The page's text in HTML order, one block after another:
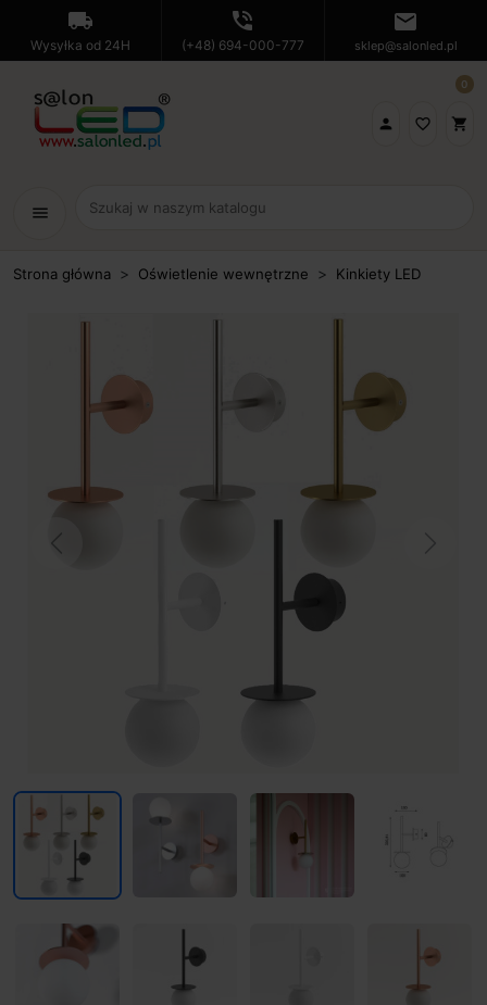
local_shipping
Wysyłka od 24H
phone_in_talk
(+48) 694-000-777
mail
sklep@salonled.pl
 favorite_border shopping_cart
0
menu
Strona główna Oświetlenie wewnętrzne Kinkiety LED
Previous